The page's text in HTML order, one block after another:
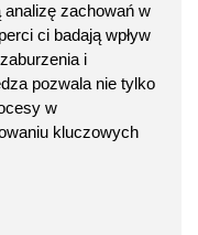
zachowań w
ci badają wpływ
i
pozwala nie tylko
w
kluczowych